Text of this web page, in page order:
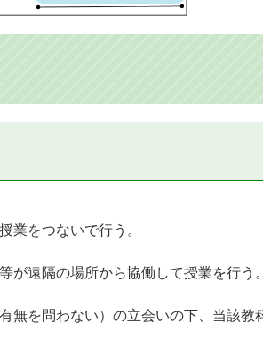
業をつないで行う。
が遠隔の場所から協働して授業を行う。
無を問わない）の立会いの下、当該教